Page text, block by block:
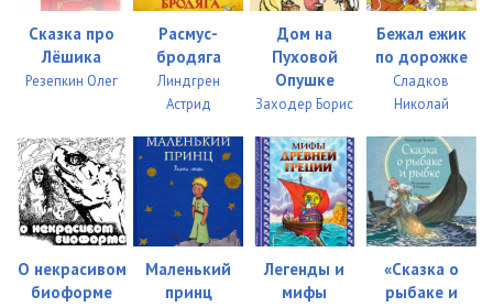
38 BABOCHKA 07:03
39 BABOCHKA 04:23
06:16
41 BABOCHKA 06:14
42 BABOCHKA 05:53
43 BABOCHKA 06:14
44 BABOCHKA 06:27
Сказка про
Лёшика
Резепкин Олег
Расмус-
бродяга
Линдгрен
Астрид
Дом на
Пуховой
Опушке
Заходер Борис
Бежал ежик
по дорожке
Сладков
Николай
О некрасивом
биоформе
Маленький
принц
Легенды и
мифы
«Сказка о
рыбаке и